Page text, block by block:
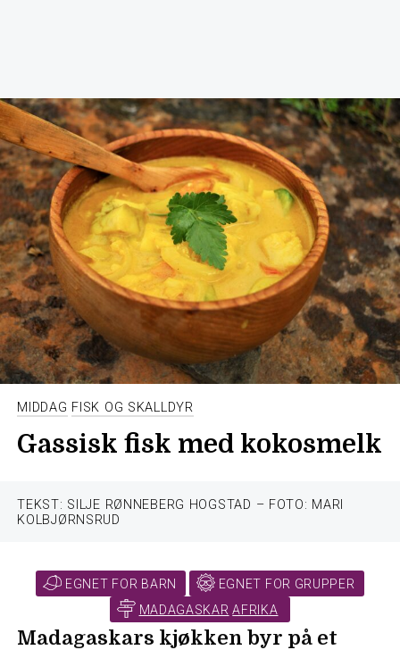
MIDDAG FISK OG SKALLDYR
Gassisk fisk med kokosmelk
TEKST: SILJE RØNNEBERG HOGSTAD – FOTO: MARI
KOLBJØRNSRUD
EGNET FOR BARN
EGNET FOR GRUPPER
MADAGASKAR AFRIKA
Madagaskars kjøkken byr på et